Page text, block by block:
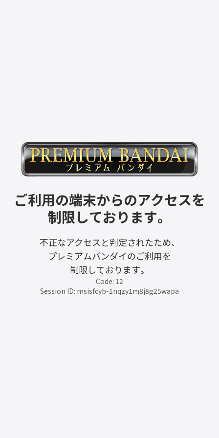
ご利用の端末からのアクセスを
制限しております。
不正なアクセスと判定されたため、
プレミアムバンダイのご利用を
制限しております。
Code: 12
Session ID: msisfcyb-1nqzy1m8j8g25wapa